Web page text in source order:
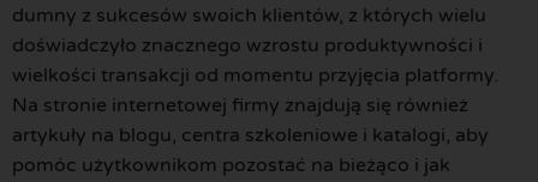
dumny z sukcesów swoich klientów, z których wielu
doświadczyło znacznego wzrostu produktywności i
wielkości transakcji od momentu przyjęcia platformy.
Na stronie internetowej firmy znajdują się również
artykuły na blogu, centra szkoleniowe i katalogi, aby
pomóc użytkownikom pozostać na bieżąco i jak